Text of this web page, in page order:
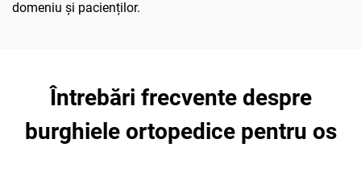
domeniu și pacienților.
Întrebări frecvente despre
burghiele ortopedice pentru os